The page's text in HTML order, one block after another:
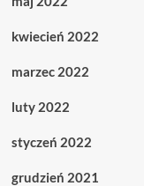
kwiecień 2022
marzec 2022
luty 2022
styczeń 2022
grudzień 2021